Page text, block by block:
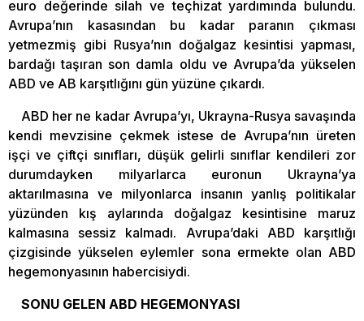
euro değerinde silah ve teçhizat yardımında bulundu.
Avrupa’nın kasasından bu kadar paranın çıkması
yetmezmiş gibi Rusya’nın doğalgaz kesintisi yapması,
bardağı taşıran son damla oldu ve Avrupa’da yükselen
ABD ve AB karşıtlığını gün yüzüne çıkardı.
ABD her ne kadar Avrupa’yı, Ukrayna-Rusya savaşında
kendi mevzisine çekmek istese de Avrupa’nın üreten
işçi ve çiftçi sınıfları, düşük gelirli sınıflar kendileri zor
durumdayken milyarlarca euronun Ukrayna’ya
aktarılmasına ve milyonlarca insanın yanlış politikalar
yüzünden kış aylarında doğalgaz kesintisine maruz
kalmasına sessiz kalmadı. Avrupa’daki ABD karşıtlığı
çizgisinde yükselen eylemler sona ermekte olan ABD
hegemonyasının habercisiydi.
SONU GELEN ABD HEGEMONYASI